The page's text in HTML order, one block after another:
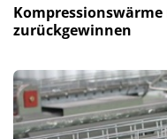
zurückgewinnen